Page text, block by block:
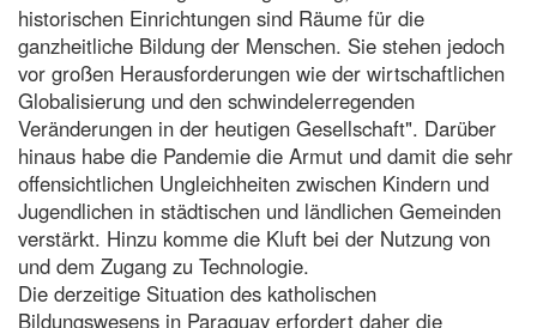
historischen Einrichtungen sind Räume für die
ganzheitliche Bildung der Menschen. Sie stehen jedoch
vor großen Herausforderungen wie der wirtschaftlichen
Globalisierung und den schwindelerregenden
Veränderungen in der heutigen Gesellschaft". Darüber
hinaus habe die Pandemie die Armut und damit die sehr
offensichtlichen Ungleichheiten zwischen Kindern und
Jugendlichen in städtischen und ländlichen Gemeinden
verstärkt. Hinzu komme die Kluft bei der Nutzung von
und dem Zugang zu Technologie.
Die derzeitige Situation des katholischen
Bildungswesens in Paraguay erfordert daher die